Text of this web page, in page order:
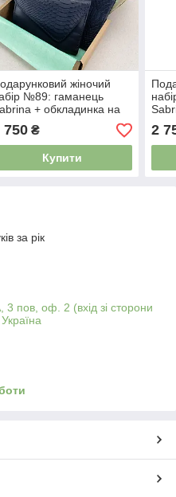
жіночий
№89: гаманець
+ обкладинка на
+ ключниця
пітон)
750₴
Купити
2
за рік
3 пов, оф. 2 (вхід зі сторони